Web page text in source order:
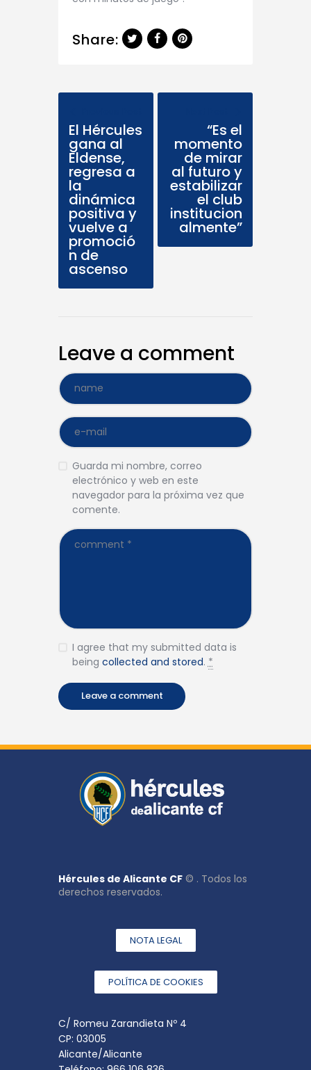
Share:
El Hércules
gana al
Eldense,
regresa a
la
dinámica
positiva y
vuelve a
promoció
n de
ascenso
“Es el
momento
de mirar
al futuro y
estabilizar
el club
institucion
almente”
Leave a comment
Guarda mi nombre, correo
electrónico y web en este
navegador para la próxima vez que
comente.
I agree that my submitted data is
being collected and stored.*
Hércules de Alicante CF © . Todos los
derechos reservados.
NOTA LEGAL
POLÍTICA DE COOKIES
C/ Romeu Zarandieta Nº 4
CP: 03005
Alicante/Alicante